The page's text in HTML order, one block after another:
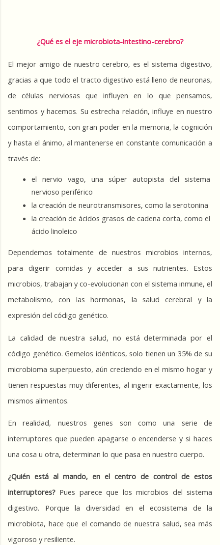
¿Qué es el eje microbiota-intestino-cerebro?
El mejor amigo de nuestro cerebro, es el sistema digestivo,
gracias a que todo el tracto digestivo está lleno de neuronas,
de células nerviosas que influyen en lo que pensamos,
sentimos y hacemos. Su estrecha relación, influye en nuestro
comportamiento, con gran poder en la memoria, la cognición
y hasta el ánimo, al mantenerse en constante comunicación a
través de:
el nervio vago, una súper autopista del sistema
nervioso periférico
la creación de neurotransmisores, como la serotonina
la creación de ácidos grasos de cadena corta, como el
ácido linoleico
Dependemos totalmente de nuestros microbios internos,
para digerir comidas y acceder a sus nutrientes. Estos
microbios, trabajan y co-evolucionan con el sistema inmune, el
metabolismo, con las hormonas, la salud cerebral y la
expresión del código genético.
La calidad de nuestra salud, no está determinada por el
código genético. Gemelos idénticos, solo tienen un 35% de su
microbioma superpuesto, aún creciendo en el mismo hogar y
tienen respuestas muy diferentes, al ingerir exactamente, los
mismos alimentos.
En realidad, nuestros genes son como una serie de
interruptores que pueden apagarse o encenderse y si haces
una cosa u otra, determinan lo que pasa en nuestro cuerpo.
¿Quién está al mando, en el centro de control de estos
interruptores? Pues parece que los microbios del sistema
digestivo. Porque la diversidad en el ecosistema de la
microbiota, hace que el comando de nuestra salud, sea más
vigoroso y resiliente.